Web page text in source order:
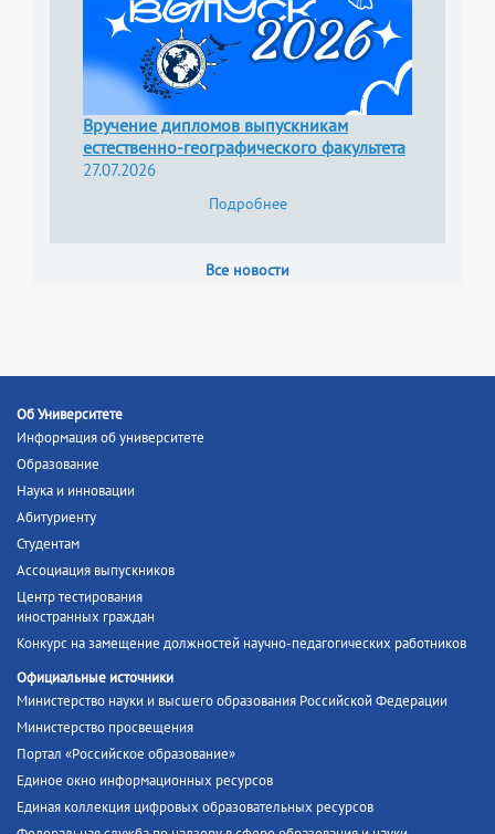
Вручение дипломов выпускникам
естественно-географического факультета
27.07.2026
Подробнее
Все новости
Об Университете
Информация об университете
Образование
Наука и инновации
Абитуриенту
Студентам
Ассоциация выпускников
Центр тестирования
иностранных граждан
Конкурс на замещение должностей научно-педагогических работников
Официальные источники
Министерство науки и высшего образования Российской Федерации
Министерство просвещения
Портал «Российское образование»
Единое окно информационных ресурсов
Единая коллекция цифровых образовательных ресурсов